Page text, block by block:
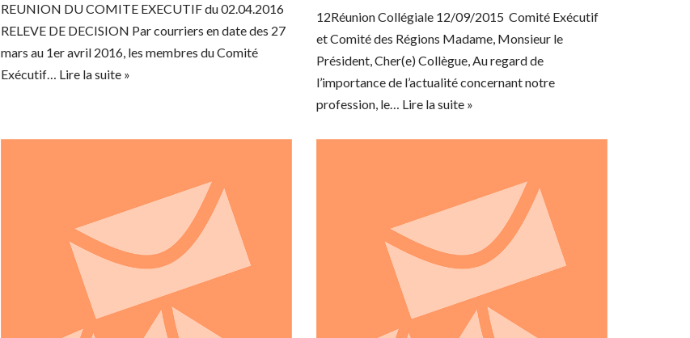
REUNION DU COMITE EXECUTIF du 02.04.2016
RELEVE DE DECISION Par courriers en date des 27
mars au 1er avril 2016, les membres du Comité
Exécutif… Lire la suite »
12Réunion Collégiale 12/09/2015 Comité Exécutif
et Comité des Régions Madame, Monsieur le
Président, Cher(e) Collègue, Au regard de
l’importance de l’actualité concernant notre
profession, le… Lire la suite »